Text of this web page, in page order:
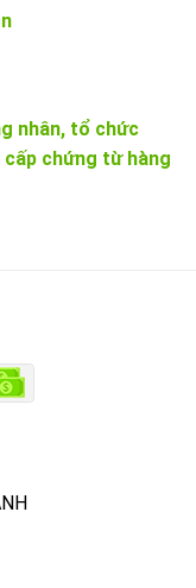
nhân, tổ chức
chứng từ hàng